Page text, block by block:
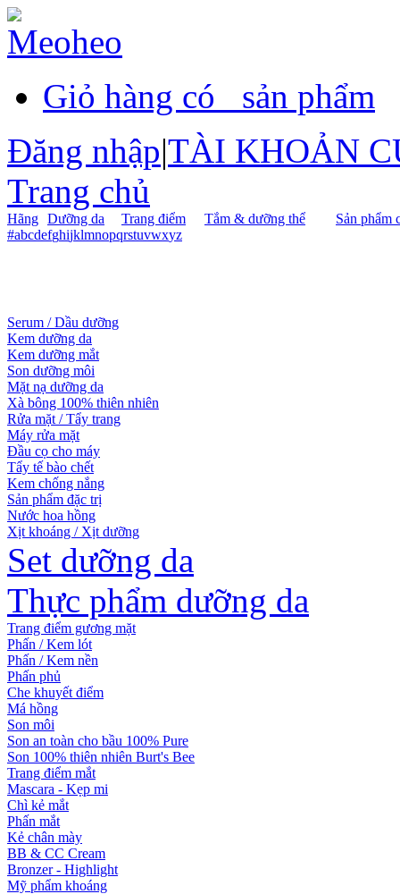
Giỏ hàng có
sản phẩm
Đăng nhập|TÀI KHOẢN
Trang chủ
Hãng Dưỡng da Trang điểm Tắm & dưỡng thể
Sản phẩm
#abcdefghijklmnopqrstuvwxyz
Serum / Dầu dưỡng
Kem dưỡng da
Kem dưỡng mắt
Son dưỡng môi
Mặt nạ dưỡng da
Xà bông 100% thiên nhiên
Rửa mặt / Tẩy trang
Máy rửa mặt
Đầu cọ cho máy
Tẩy tế bào chết
Kem chống nắng
Sản phẩm đặc trị
Nước hoa hồng
Xịt khoáng / Xịt dưỡng
Set dưỡng da
Thực phẩm dưỡng da
Trang điểm gương mặt
Phấn / Kem lót
Phấn / Kem nền
Phấn phủ
Che khuyết điểm
Má hồng
Son môi
Son an toàn cho bầu 100% Pure
Son 100% thiên nhiên Burt's Bee
Trang điểm mắt
Mascara - Kẹp mi
Chì kẻ mắt
Phấn mắt
Kẻ chân mày
BB & CC Cream
Bronzer - Highlight
Mỹ phẩm khoáng